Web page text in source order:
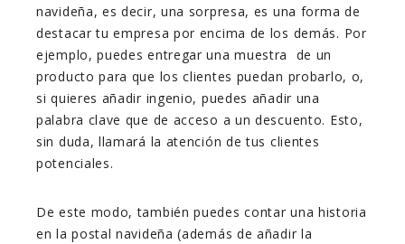
navideña, es decir, una sorpresa, es una forma de
destacar tu empresa por encima de los demás. Por
ejemplo, puedes entregar una muestra de un
producto para que los clientes puedan probarlo, o,
si quieres añadir ingenio, puedes añadir una
palabra clave que de acceso a un descuento. Esto,
sin duda, llamará la atención de tus clientes
potenciales.
De este modo, también puedes contar una historia
en la postal navideña (además de añadir la